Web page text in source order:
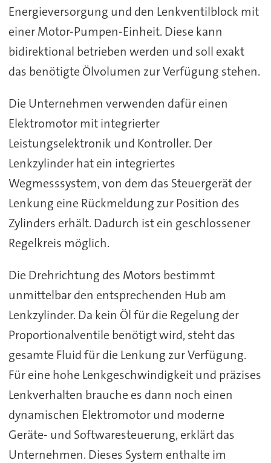
Energieversorgung und den Lenkventilblock mit
einer Motor-Pumpen-Einheit. Diese kann
bidirektional betrieben werden und soll exakt
das benötigte Ölvolumen zur Verfügung stehen.
Die Unternehmen verwenden dafür einen
Elektromotor mit integrierter
Leistungselektronik und Kontroller. Der
Lenkzylinder hat ein integriertes
Wegmesssystem, von dem das Steuergerät der
Lenkung eine Rückmeldung zur Position des
Zylinders erhält. Dadurch ist ein geschlossener
Regelkreis möglich.
Die Drehrichtung des Motors bestimmt
unmittelbar den entsprechenden Hub am
Lenkzylinder. Da kein Öl für die Regelung der
Proportionalventile benötigt wird, steht das
gesamte Fluid für die Lenkung zur Verfügung.
Für eine hohe Lenkgeschwindigkeit und präzises
Lenkverhalten brauche es dann noch einen
dynamischen Elektromotor und moderne
Geräte- und Softwaresteuerung, erklärt das
Unternehmen. Dieses System enthalte im